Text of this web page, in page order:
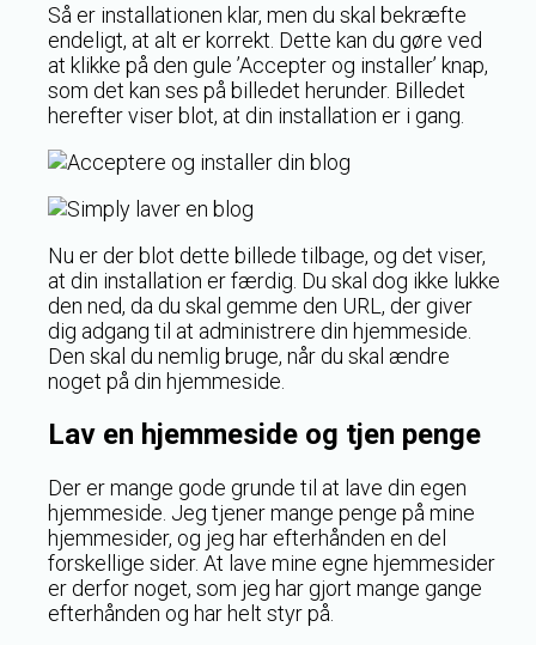
Så er installationen klar, men du skal bekræfte
endeligt, at alt er korrekt. Dette kan du gøre ved
at klikke på den gule ’Accepter og installer’ knap,
som det kan ses på billedet herunder. Billedet
herefter viser blot, at din installation er i gang.
Nu er der blot dette billede tilbage, og det viser,
at din installation er færdig. Du skal dog ikke lukke
den ned, da du skal gemme den URL, der giver
dig adgang til at administrere din hjemmeside.
Den skal du nemlig bruge, når du skal ændre
noget på din hjemmeside.
Lav en hjemmeside og tjen penge
Der er mange gode grunde til at lave din egen
hjemmeside. Jeg tjener mange penge på mine
hjemmesider, og jeg har efterhånden en del
forskellige sider. At lave mine egne hjemmesider
er derfor noget, som jeg har gjort mange gange
efterhånden og har helt styr på.